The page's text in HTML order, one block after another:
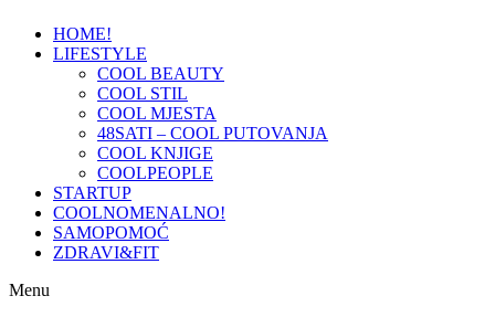
HOME!
LIFESTYLE
COOL BEAUTY
COOL STIL
COOL MJESTA
48SATI – COOL PUTOVANJA
COOL KNJIGE
COOLPEOPLE
STARTUP
COOLNOMENALNO!
SAMOPOMOĆ
ZDRAVI&FIT
Menu